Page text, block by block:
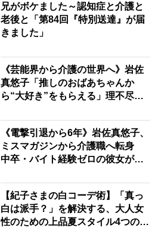
兄がボケました～認知症と介護と
老後と「第84回『特別送達』が届
きました」
《芸能界から介護の世界へ》岩佐
真悠子「推しのおばあちゃんか
ら“大好き”をもらえる」理不尽さ
場は「愛おしい」
《電撃引退から6年》岩佐真悠子、
ミスマガジンから介護職へ転身
中卒・バイト経験ゼロの彼女が見
ながら自分らしくいられる」
【紀子さまの白コーデ術】「真っ
白は派手？」を解決する、大人女
性のための上品夏スタイル4つのコ